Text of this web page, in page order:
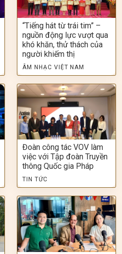
“Tiếng hát từ trái tim” –
nguồn động lực vượt qua
khó khăn, thử thách của
người khiếm thị
ÂM NHẠC VIỆT NAM
Đoàn công tác VOV làm
việc với Tập đoàn Truyền
thông Quốc gia Pháp
TIN TỨC